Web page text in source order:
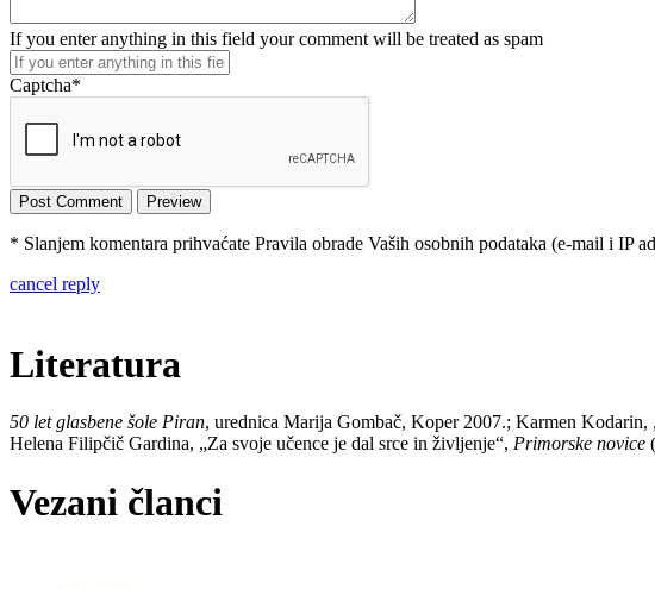
If you enter anything in this field your comment will be treated as spam
Captcha*
* Slanjem komentara prihvaćate Pravila obrade Vaših osobnih podataka (e-mail i IP
cancel reply
Literatura
50 let glasbene šole Piran, urednica Marija Gombač, Koper 2007.; Karmen
Helena Filipčič Gardina, „Za svoje učence je dal srce in življenje“, Primorske novice
Vezani članci